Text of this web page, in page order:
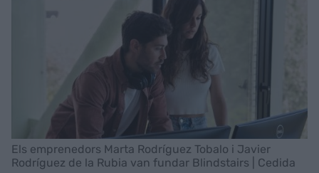
Els emprenedors Marta Rodríguez Tobalo i Javier
Rodríguez de la Rubia van fundar Blindstairs | Cedida